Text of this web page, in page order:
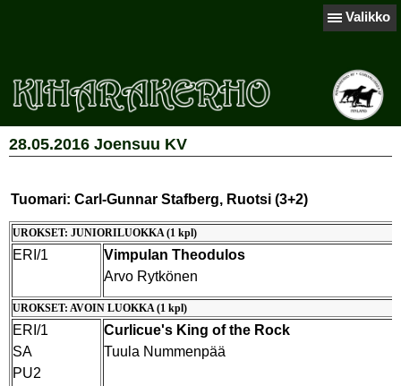
Valikko
28.05.2016 Joensuu KV
Tuomari: Carl-Gunnar Stafberg, Ruotsi (3+2)
UROKSET: JUNIORILUOKKA (1 kpl)
ERI/1
Vimpulan Theodulos
Arvo Rytkönen
UROKSET: AVOIN LUOKKA (1 kpl)
ERI/1
SA
PU2
Curlicue's King of the Rock
Tuula Nummenpää